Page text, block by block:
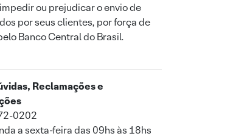
ou prejudicar o envio de
por seus clientes, por força de
Banco Central do Brasil.
Reclamações e
0202
a sexta-feira das 09hs às 18hs